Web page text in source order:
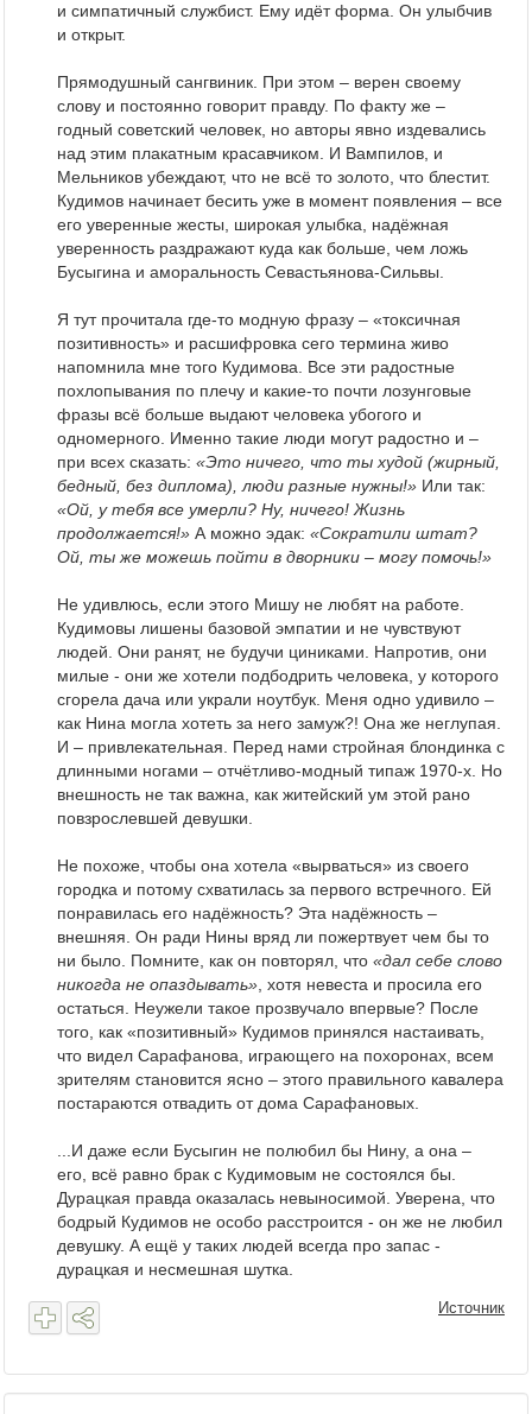
и симпатичный службист. Ему идёт форма. Он улыбчив
и открыт.
Прямодушный сангвиник. При этом – верен своему
слову и постоянно говорит правду. По факту же –
годный советский человек, но авторы явно издевались
над этим плакатным красавчиком. И Вампилов, и
Мельников убеждают, что не всё то золото, что блестит.
Кудимов начинает бесить уже в момент появления – все
его уверенные жесты, широкая улыбка, надёжная
уверенность раздражают куда как больше, чем ложь
Бусыгина и аморальность Севастьянова-Сильвы.
Я тут прочитала где-то модную фразу – «токсичная
позитивность» и расшифровка сего термина живо
напомнила мне того Кудимова. Все эти радостные
похлопывания по плечу и какие-то почти лозунговые
фразы всё больше выдают человека убогого и
одномерного. Именно такие люди могут радостно и –
при всех сказать: «Это ничего, что ты худой (жирный,
бедный, без диплома), люди разные нужны!» Или так:
«Ой, у тебя все умерли? Ну, ничего! Жизнь
продолжается!» А можно эдак: «Сократили штат?
Ой, ты же можешь пойти в дворники – могу помочь!»
Не удивлюсь, если этого Мишу не любят на работе.
Кудимовы лишены базовой эмпатии и не чувствуют
людей. Они ранят, не будучи циниками. Напротив, они
милые - они же хотели подбодрить человека, у которого
сгорела дача или украли ноутбук. Меня одно удивило –
как Нина могла хотеть за него замуж?! Она же неглупая.
И – привлекательная. Перед нами стройная блондинка с
длинными ногами – отчётливо-модный типаж 1970-х. Но
внешность не так важна, как житейский ум этой рано
повзрослевшей девушки.
Не похоже, чтобы она хотела «вырваться» из своего
городка и потому схватилась за первого встречного. Ей
понравилась его надёжность? Эта надёжность –
внешняя. Он ради Нины вряд ли пожертвует чем бы то
ни было. Помните, как он повторял, что «дал себе слово
никогда не опаздывать» , хотя невеста и просила его
остаться. Неужели такое прозвучало впервые? После
того, как «позитивный» Кудимов принялся настаивать,
что видел Сарафанова, играющего на похоронах, всем
зрителям становится ясно – этого правильного кавалера
постараются отвадить от дома Сарафановых.
...И даже если Бусыгин не полюбил бы Нину, а она –
его, всё равно брак с Кудимовым не состоялся бы.
Дурацкая правда оказалась невыносимой. Уверена, что
бодрый Кудимов не особо расстроится - он же не любил
девушку. А ещё у таких людей всегда про запас -
дурацкая и несмешная шутка.
Источник